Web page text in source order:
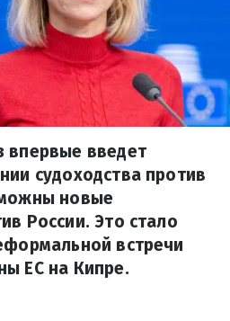
впервые введет
судоходства против
новые
России. Это стало
встречи
ЕС на Кипре.